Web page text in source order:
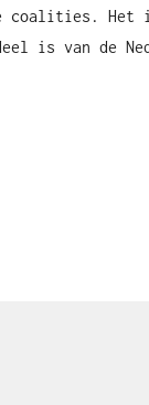
coalities.
is van de